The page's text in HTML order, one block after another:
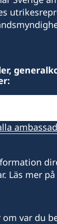
Läs mer
var du